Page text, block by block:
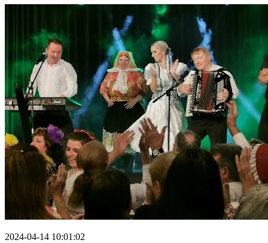
2024-04-14 10:01:02